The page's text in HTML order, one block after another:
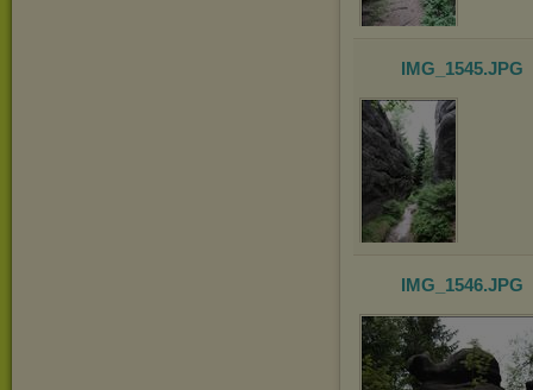
IMG_1545.JPG
IMG_1546.JPG